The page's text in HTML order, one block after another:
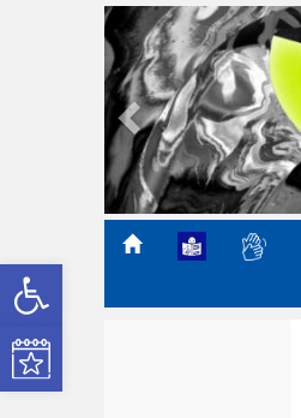
Open toolbar
Kultūros renginiai
Previous